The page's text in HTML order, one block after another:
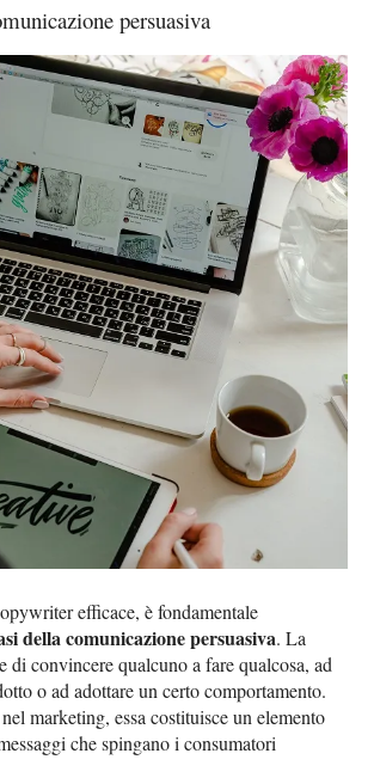
persuasiva
efficace, è fondamentale
della comunicazione persuasiva. La
di convincere qualcuno a fare qualcosa, ad
o ad adottare un certo comportamento.
marketing, essa costituisce un elemento
che spingano i consumatori